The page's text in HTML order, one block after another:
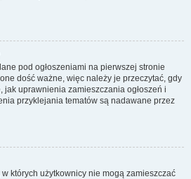
pod ogłoszeniami na pierwszej stronie
dość ważne, więc należy je przeczytać, gdy
jak uprawnienia zamieszczania ogłoszeń i
przyklejania tematów są nadawane przez
których użytkownicy nie mogą zamieszczać